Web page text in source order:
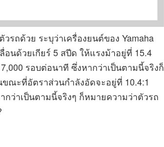
ถด้วย ระบุว่าเครื่องยนต์ของ Yamaha
อนด้วยเกียร์ 5 สปีด ให้แรงม้าอยู่ที่ 15.4
รอบต่อนาที ซึ่งหากว่าเป็นตามนี้จริงก็
ณะที่อัตราส่วนกำลังอัดจะอยู่ที่ 10.4:1
ว่าเป็นตามนี้จริงๆ ก็หมายความว่าตัวรถ